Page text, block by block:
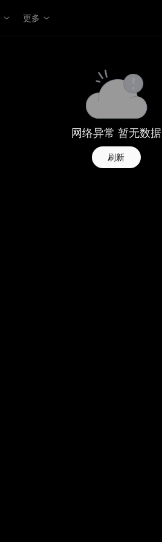
更多
网络异常 暂无数据
刷新